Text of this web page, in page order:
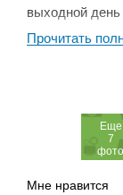
выходной день
с этим здесь
Прочитать
Eще
7
фото
Мне нравится